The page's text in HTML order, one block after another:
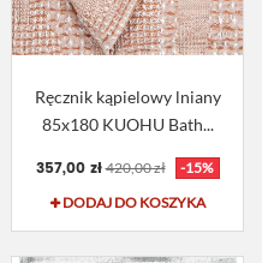
Ręcznik kąpielowy lniany
85x180 KUOHU Bath...
357,00 zł 420,00 zł
-15%
DODAJ DO KOSZYKA